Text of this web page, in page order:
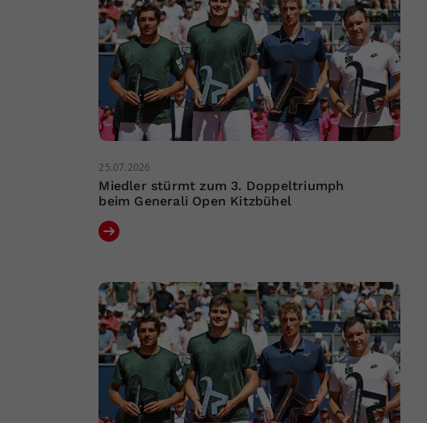
25.07.2026
Miedler stürmt zum 3. Doppeltriumph
beim Generali Open Kitzbühel